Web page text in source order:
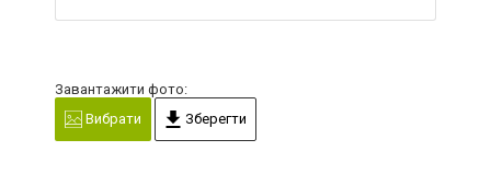
Завантажити фото:
Вибрати
Зберегти